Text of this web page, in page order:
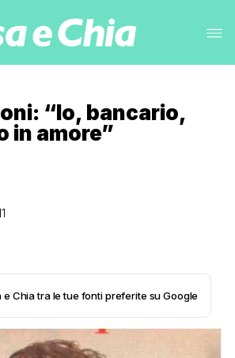
“Io, bancario,
in amore”
e Chia tra le tue fonti preferite su Google